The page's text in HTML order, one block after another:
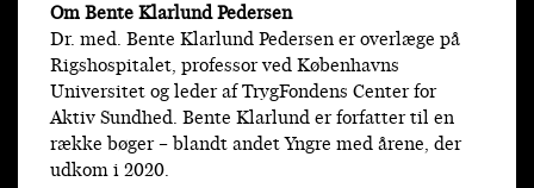
Om Bente Klarlund Pedersen
Dr. med. Bente Klarlund Pedersen er overlæge på
Rigshospitalet, professor ved Københavns
Universitet og leder af TrygFondens Center for
Aktiv Sundhed. Bente Klarlund er forfatter til en
række bøger – blandt andet Yngre med årene, der
udkom i 2020.